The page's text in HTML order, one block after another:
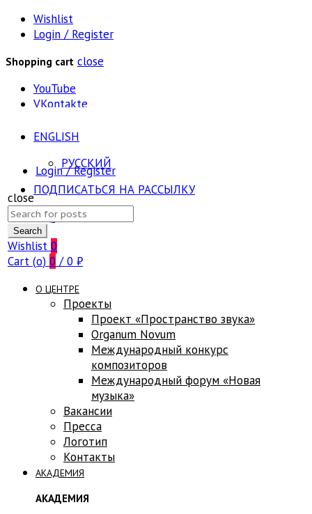
Wishlist
Login / Register
Shopping cart close
YouTube
VKontakte
ENGLISH
РУССКИЙ
ПОДПИСАТЬСЯ НА РАССЫЛКУ
FAQ
Login / Register
close
Search
for:
Search
Wishlist 0
Cart (o) 0 / 0 ₽
О ЦЕНТРЕ
Проекты
Проект «Пространство звука»
Оrganum Novum
Международный конкурс
композиторов
Международный форум «Новая
музыка»
Вакансии
Пресса
Логотип
Контакты
АКАДЕМИЯ
АКАДЕМИЯ